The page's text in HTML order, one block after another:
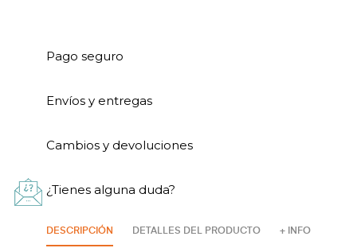
Pago seguro
Envíos y entregas
Cambios y devoluciones
¿Tienes alguna duda?
DESCRIPCIÓN DETALLES DEL PRODUCTO + INFO